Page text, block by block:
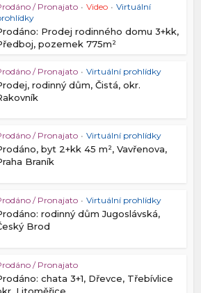
/ Pronajato • Video • Virtuální
Prodej rodinného domu 3+kk,
pozemek 775m²
/ Pronajato • Virtuální prohlídky
rodinný dům, Čistá, okr.
/ Pronajato • Virtuální prohlídky
byt 2+kk 45 m², Vavřenova,
Braník
/ Pronajato • Virtuální prohlídky
rodinný dům Jugoslávská,
Brod
/ Pronajato
chata 3+1, Dřevce, Třebívlice
Litoměřice